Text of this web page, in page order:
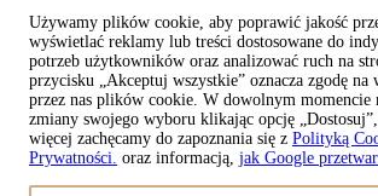
Copyright © 2026 TAPISO
Używamy plików cookie, aby poprawić jakość
wyświetlać reklamy lub treści dostosowane do
potrzeb użytkowników oraz analizować ruch na
przycisku „Akceptuj wszystkie” oznacza zgodę na
przez nas plików cookie. W dowolnym momencie
zmiany swojego wyboru klikając opcję
więcej zachęcamy do zapoznania się z Polityką
Prywatności. oraz informacją, jak Google
Koszyk